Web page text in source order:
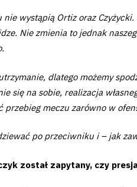
nie wystąpią Ortiz oraz
Nie zmienia to jednak
dlatego możemy
się na sobie, realizacja
przebieg meczu zarówno w
po przeciwniku i – jak
został zapytany, czy